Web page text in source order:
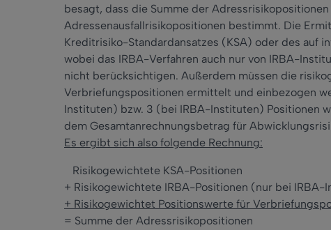
besagt, dass die Summe der
Adressenausfallrisikopositionen bestimmt. Die
Kreditrisiko-Standardansatzes (KSA) oder des auf
wobei das IRBA-Verfahren auch nur von IRBA-
nicht berücksichtigen. Außerdem müssen die
Verbriefungspositionen ermittelt und einbezogen
Instituten) bzw. 3 (bei IRBA-Instituten) Positionen
dem Gesamtanrechnungsbetrag für
Es ergibt sich also folgende Rechnung:
Risikogewichtete KSA-Positionen
+ Risikogewichtete IRBA-Positionen (nur bei IRBA-
+ Risikogewichtet Positionswerte für
= Summe der Adressrisikopositionen